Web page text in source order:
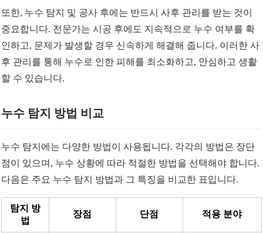
또한, 누수 탐지 및 공사 후에는 반드시 사후 관리를 받는 것이
중요합니다. 전문가는 시공 후에도 지속적으로 누수 여부를 확
인하고, 문제가 발생할 경우 신속하게 해결해 줍니다. 이러한 사
후 관리를 통해 누수로 인한 피해를 최소화하고, 안심하고 생활
할 수 있습니다.
누수 탐지 방법 비교
누수 탐지에는 다양한 방법이 사용됩니다. 각각의 방법은 장단
점이 있으며, 누수 상황에 따라 적절한 방법을 선택해야 합니다.
다음은 주요 누수 탐지 방법과 그 특징을 비교한 표입니다.
탐지 방
법
장점 단점 적용 분야